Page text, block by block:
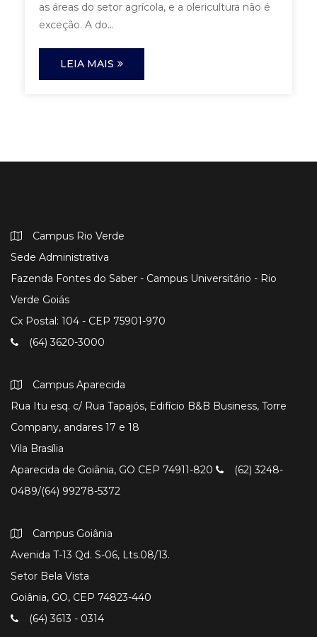
as áreas do setor agrícola, e a olericultura não é
exceção. A do...
LEIA MAIS
Campus Rio Verde
Sede Administrativa
Fazenda Fontes do Saber - Campus Universitário - Rio
Verde Goiás
Cx Postal: 104 - CEP 75901-970
(64) 3620-3000
Campus Aparecida
Rua Itu esq. c/ Rua Tapajós, Edifício B&B Business, Torre
Company, andares 17 e 18
Vila Brasília
Aparecida de Goiânia, GO CEP 74911-820
(62) 3248-
0489/(64) 99278-5372
Campus Goiânia
Avenida T-13 Qd. S-06, Lts.08/13.
Setor Bela Vista
Goiânia, GO, CEP 74823-440
(64) 3613 - 0314